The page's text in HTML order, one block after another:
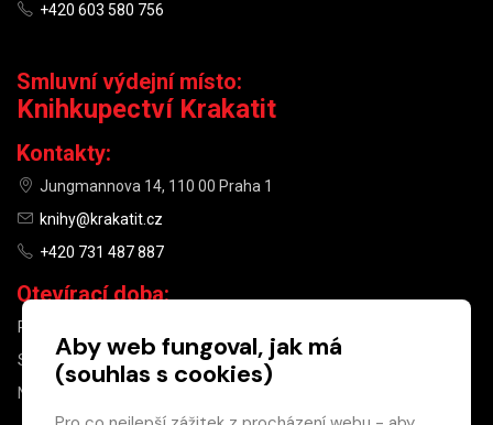
+420 603 580 756
Smluvní výdejní místo:
Knihkupectví Krakatit
Kontakty:
Jungmannova 14, 110 00 Praha 1
knihy@krakatit.cz
+420 731 487 887
Otevírací doba:
PO–PÁ
SO
10:00–13:00
NE
Aby web fungoval, jak má
(souhlas s cookies)